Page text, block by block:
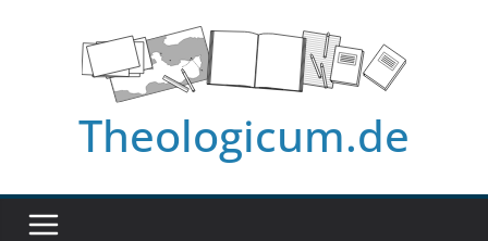
Theologicum.de